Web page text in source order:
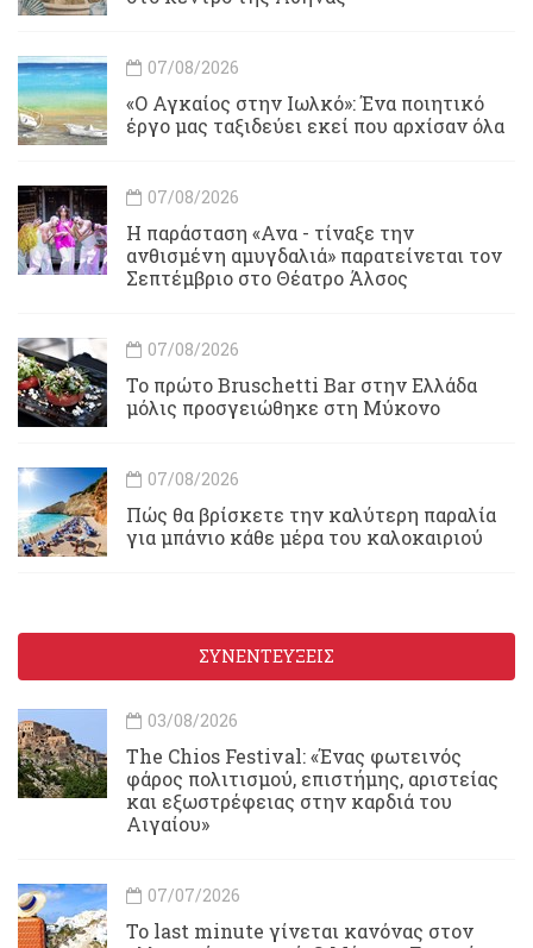
07/08/2026
«Ο Αγκαίος στην Ιωλκό»: Ένα ποιητικό
έργο μας ταξιδεύει εκεί που αρχίσαν όλα
07/08/2026
Η παράσταση «Ανα - τίναξε την
ανθισμένη αμυγδαλιά» παρατείνεται τον
Σεπτέμβριο στο Θέατρο Άλσος
07/08/2026
Το πρώτο Bruschetti Bar στην Ελλάδα
μόλις προσγειώθηκε στη Μύκονο
07/08/2026
Πώς θα βρίσκετε την καλύτερη παραλία
για μπάνιο κάθε μέρα του καλοκαιριού
ΣΥΝΕΝΤΕΥΞΕΙΣ
03/08/2026
Τhe Chios Festival: «Ένας φωτεινός
φάρος πολιτισμού, επιστήμης, αριστείας
και εξωστρέφειας στην καρδιά του
Αιγαίου»
07/07/2026
Το last minute γίνεται κανόνας στον